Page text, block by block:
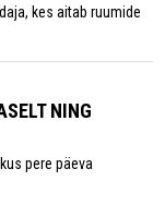
kes aitab ruumide
NING
pere päeva